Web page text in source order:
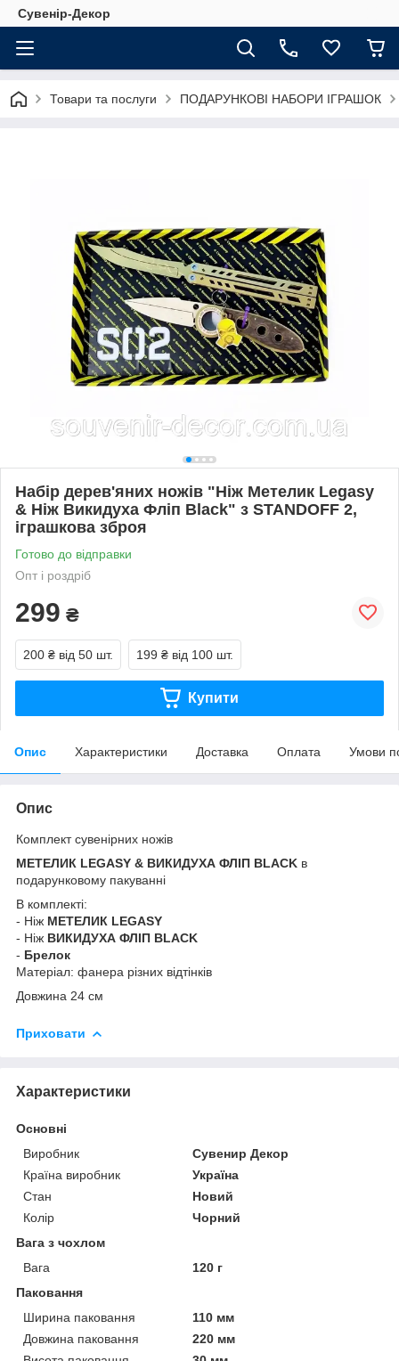
Сувенір-Декор
Товари та послуги ПОДАРУНКОВІ НАБОРИ ІГРАШОК
Набір дерев'яних ножів "Ніж Метелик Legasy
& Ніж Викидуха Фліп Black" з STANDOFF 2,
іграшкова зброя
Готово до відправки
Опт і роздріб
299 ₴
200 ₴ від 50 шт. 199 ₴ від 100 шт.
Купити
Опис Характеристики Доставка Оплата Умови
Опис
Комплект сувенірних ножів
МЕТЕЛИК LEGASY & ВИКИДУХА ФЛІП BLACK в
подарунковому пакуванні
В комплекті:
- Ніж МЕТЕЛИК LEGASY
- Ніж ВИКИДУХА ФЛІП BLACK
- Брелок
Матеріал: фанера різних відтінків
Довжина 24 см
Приховати
Характеристики
Основні
Виробник
Сувенир Декор
Країна виробник
Україна
Стан
Новий
Колір
Чорний
Вага з чохлом
Вага
120 г
Паковання
Ширина паковання
110 мм
Довжина паковання
220 мм